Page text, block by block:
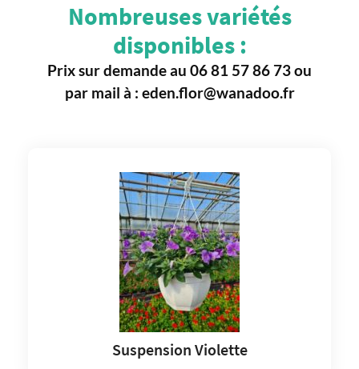
Nombreuses variétés
disponibles :
Prix sur demande au 06 81 57 86 73 ou
par mail à : eden.flor@wanadoo.fr
Suspension Violette